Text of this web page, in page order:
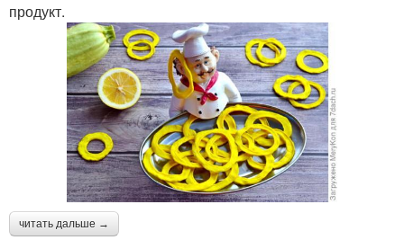
продукт.
читать дальше →